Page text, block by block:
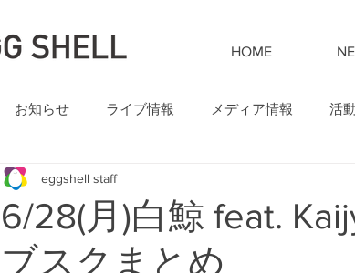
HOME
お知らせ ライブ情報 メディア情報 活
6/28(月)白鯨 feat.
ブスクまとめ
eggshell staff